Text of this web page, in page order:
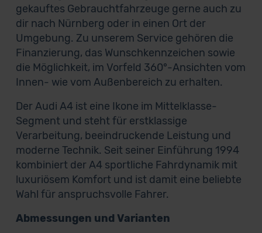
gekauftes Gebrauchtfahrzeuge gerne auch zu
dir nach Nürnberg oder in einen Ort der
Umgebung. Zu unserem Service gehören die
Finanzierung, das Wunschkennzeichen sowie
die Möglichkeit, im Vorfeld 360°-Ansichten vom
Innen- wie vom Außenbereich zu erhalten.
Der Audi A4 ist eine Ikone im Mittelklasse-
Segment und steht für erstklassige
Verarbeitung, beeindruckende Leistung und
moderne Technik. Seit seiner Einführung 1994
kombiniert der A4 sportliche Fahrdynamik mit
luxuriösem Komfort und ist damit eine beliebte
Wahl für anspruchsvolle Fahrer.
Abmessungen und Varianten